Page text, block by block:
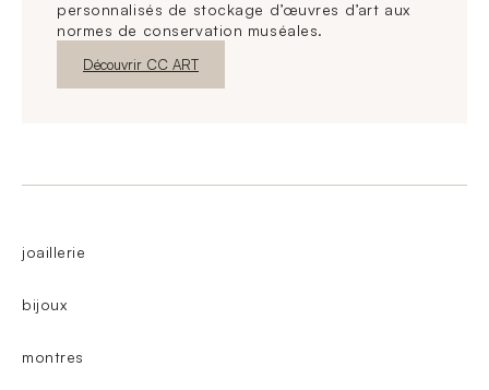
personnalisés de stockage d’œuvres d’art aux
normes de conservation muséales.
Nouvelle fenêtre
Découvrir CC ART
joaillerie
bijoux
montres